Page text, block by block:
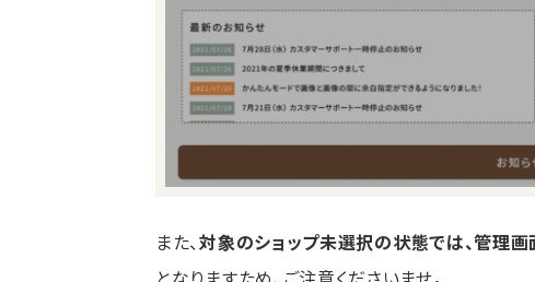
また、対象のショップ未選択の状態では、管理